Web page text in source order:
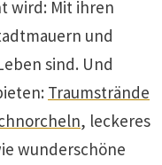
wird: Mit ihren
und
sind. Und
Traumstrände
, leckeres
wunderschöne